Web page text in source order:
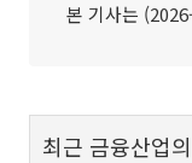
본 기사는
최근 금융산업